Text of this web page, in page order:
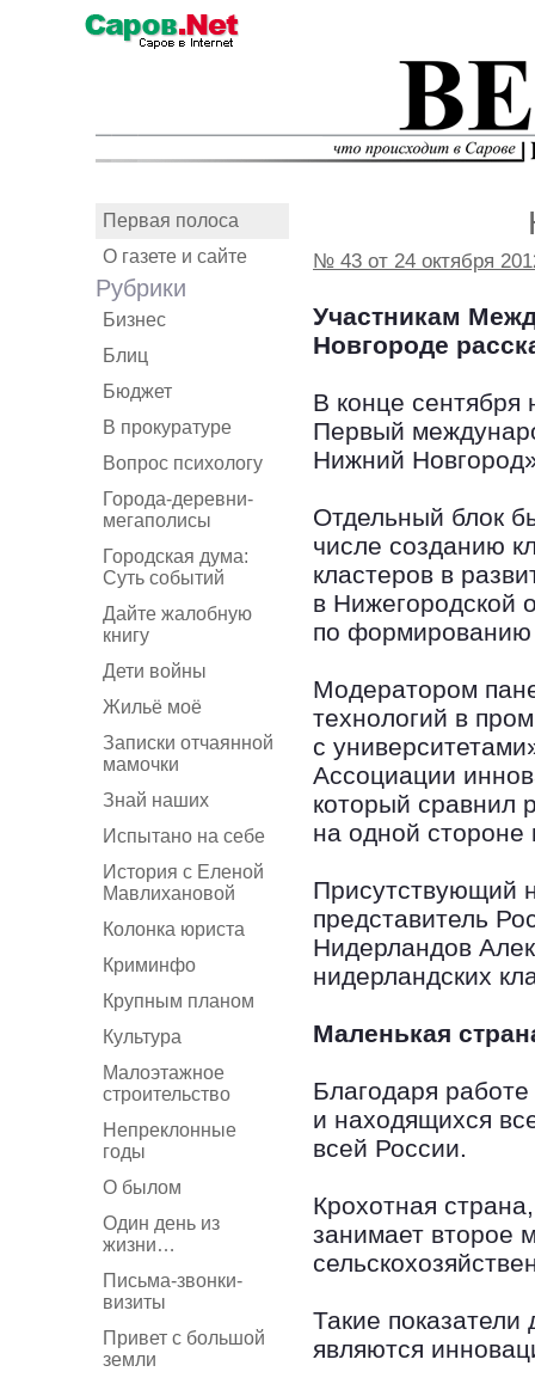
Первая полоса
О газете и сайте
Рубрики
Бизнес
Блиц
Бюджет
В прокуратуре
Вопрос психологу
Города-деревни-
мегаполисы
Городская дума:
Суть событий
Дайте жалобную
книгу
Дети войны
Жильё моё
Записки отчаянной
мамочки
Знай наших
Испытано на себе
История с Еленой
Мавлихановой
Колонка юриста
Криминфо
Крупным планом
Культура
Малоэтажное
строительство
Непреклонные
годы
О былом
Один день из
жизни…
Письма-звонки-
визиты
Привет с большой
земли
№ 43 от 24 октября
Участникам
Новгороде
В конце сентября
Первый
Нижний
Отдельный блок
числе созданию
кластеров в
в Нижегородской
по формированию
Модератором
технологий в
с
Ассоциации
который сравнил
на одной стороне
Присутствующий
представитель
Нидерландов
нидерландских
Маленькая
Благодаря
и находящихся
всей России.
Крохотная
занимает второе
Такие показатели
являются